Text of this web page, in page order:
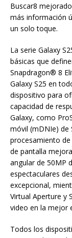
Buscar8
más información
un solo toque.
La serie Galaxy
básicas que
Snapdragon® 8
Galaxy S25 en
dispositivo para
capacidad de
Galaxy, como
móvil (mDNIe) de
procesamiento
de pantalla
angular de 50MP
espectaculares
excepcional,
Virtual Aperture y
video en la mejor
Todos los